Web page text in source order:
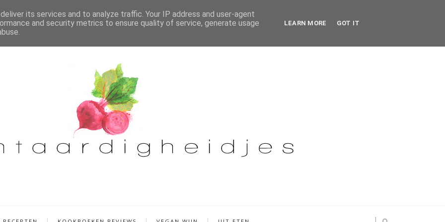
its services and to analyze traffic. Your IP address and user-agent
and security metrics to ensure quality of service, generate usage
LEARN MORE GOT IT